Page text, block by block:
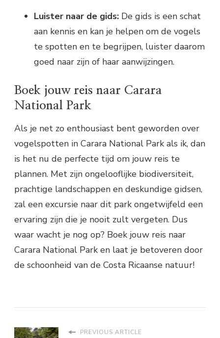
Luister naar de gids: De gids is een schat
aan kennis en kan je helpen om de vogels
te spotten en te begrijpen, luister daarom
goed naar zijn of haar aanwijzingen.
Boek jouw reis naar Carara
National Park
Als je net zo enthousiast bent geworden over
vogelspotten in Carara National Park als ik, dan
is het nu de perfecte tijd om jouw reis te
plannen. Met zijn ongelooflijke biodiversiteit,
prachtige landschappen en deskundige gidsen,
zal een excursie naar dit park ongetwijfeld een
ervaring zijn die je nooit zult vergeten. Dus
waar wacht je nog op? Boek jouw reis naar
Carara National Park en laat je betoveren door
de schoonheid van de Costa Ricaanse natuur!
PREVIOUS ARTICLE